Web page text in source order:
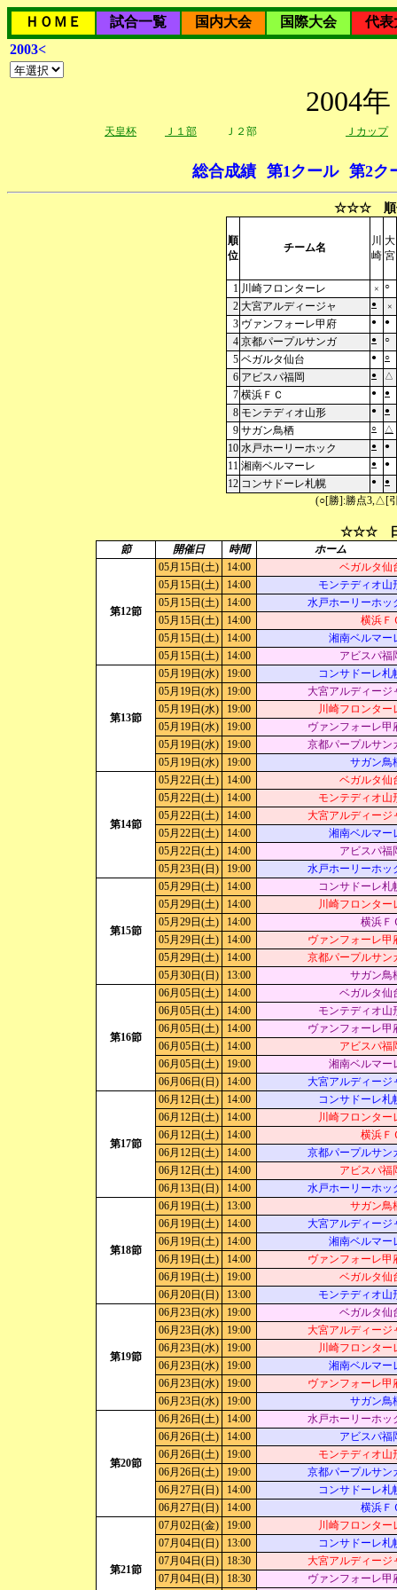
ＨＯＭＥ 試合一覧 国内大会 国際大会
代表
2003<
2004
天皇杯 Ｊ１部 Ｊ２部 Ｊカップ
総合成績 第1クール 第2ク
☆☆☆ 順
順
位
チーム名
川
崎
大
宮
1 川崎フロンターレ × ○
2 大宮アルディージャ ● ×
3 ヴァンフォーレ甲府 ● ●
4 京都パープルサンガ ● ○
5 ベガルタ仙台 ● ○
6 アビスパ福岡 ● △
7 横浜ＦＣ ● ●
8 モンテディオ山形 ● ●
9 サガン鳥栖 ○ △
10 水戸ホーリーホック ● ●
11 湘南ベルマーレ ● ●
12 コンサドーレ札幌 ● ●
(○[勝]:勝点3,△[
☆☆☆ 日
節 開催日 時間 ホーム
第12節
05月15日(土) 14:00
ベガルタ仙
05月15日(土)
14:00
モンテディオ山
05月15日(土)
14:00
水戸ホーリーホッ
05月15日(土)
14:00
横浜Ｆ
05月15日(土)
14:00
湘南ベルマー
05月15日(土)
14:00 アビスパ福
第13節
05月19日(水) 19:00
コンサドーレ札
05月19日(水)
19:00
大宮アルディージ
05月19日(水)
19:00
川崎フロンター
05月19日(水)
19:00
ヴァンフォーレ甲
05月19日(水)
19:00
京都パープルサン
05月19日(水)
19:00 サガン鳥
第14節
05月22日(土) 14:00
ベガルタ仙
05月22日(土)
14:00
モンテディオ山
05月22日(土)
14:00
大宮アルディージ
05月22日(土)
14:00
湘南ベルマー
05月22日(土)
14:00
アビスパ福
05月23日(日)
19:00 水戸ホーリーホッ
第15節
05月29日(土) 14:00
コンサドーレ札
05月29日(土)
14:00
川崎フロンター
05月29日(土)
14:00
横浜Ｆ
05月29日(土)
14:00
ヴァンフォーレ甲
05月29日(土)
14:00
京都パープルサン
05月30日(日)
13:00 サガン鳥
第16節
06月05日(土) 14:00
ベガルタ仙
06月05日(土)
14:00
モンテディオ山
06月05日(土)
14:00
ヴァンフォーレ甲
06月05日(土)
14:00
アビスパ福
06月05日(土)
19:00
湘南ベルマー
06月06日(日)
14:00 大宮アルディージ
第17節
06月12日(土) 14:00
コンサドーレ札
06月12日(土)
14:00
川崎フロンター
06月12日(土)
14:00
横浜Ｆ
06月12日(土)
14:00
京都パープルサン
06月12日(土)
14:00
アビスパ福
06月13日(日)
14:00 水戸ホーリーホッ
第18節
06月19日(土) 13:00
サガン鳥
06月19日(土)
14:00
大宮アルディージ
06月19日(土)
14:00
湘南ベルマー
06月19日(土)
14:00
ヴァンフォーレ甲
06月19日(土)
19:00
ベガルタ仙
06月20日(日)
13:00 モンテディオ山
第19節
06月23日(水) 19:00
ベガルタ仙
06月23日(水)
19:00
大宮アルディージ
06月23日(水)
19:00
川崎フロンター
06月23日(水)
19:00
湘南ベルマー
06月23日(水)
19:00
ヴァンフォーレ甲
06月23日(水)
19:00 サガン鳥
第20節
06月26日(土) 14:00
水戸ホーリーホッ
06月26日(土)
14:00
アビスパ福
06月26日(土)
19:00
モンテディオ山
06月26日(土)
19:00
京都パープルサン
06月27日(日)
14:00
コンサドーレ札
06月27日(日)
14:00 横浜Ｆ
第21節
07月02日(金) 19:00
川崎フロンター
07月04日(日)
13:00
コンサドーレ札
07月04日(日)
18:30
大宮アルディージ
07月04日(日)
18:30 ヴァンフォーレ甲